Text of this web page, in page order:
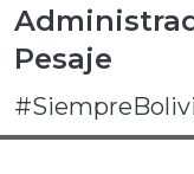
Pesaje